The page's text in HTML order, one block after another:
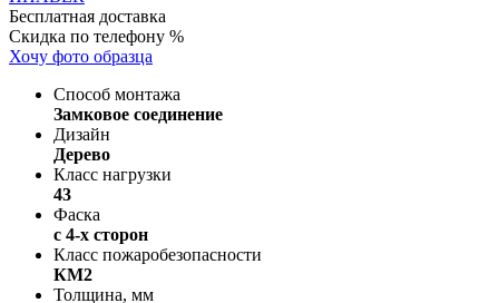
Бесплатная доставка
Скидка по телефону %
Хочу фото образца
Способ монтажа
Замковое соединение
Дизайн
Дерево
Класс нагрузки
43
Фаска
с 4-х сторон
Класс пожаробезопасности
КМ2
Толщина, мм